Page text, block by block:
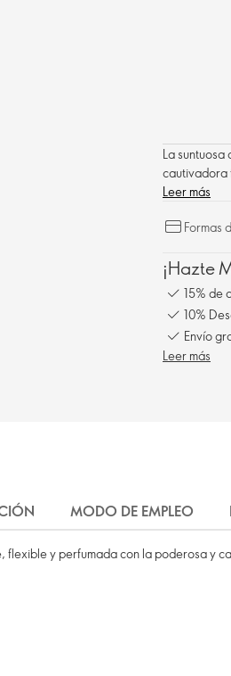
La
cautivadora
Leer más
Formas
¡Hazte
15% de
10%
Envío
Leer más
MODO DE EMPLEO
y perfumada con la poderosa y